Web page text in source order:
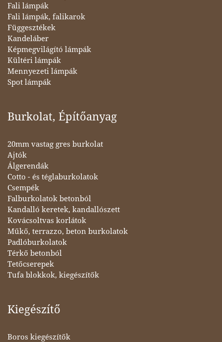
Fali lámpák
Fali lámpák, falikarok
Függesztékek
Kandeláber
Képmegvilágító lámpák
Kültéri lámpák
Mennyezeti lámpák
Spot lámpák
Burkolat, Építőanyag
20mm vastag gres burkolat
Ajtók
Álgerendák
Cotto - és téglaburkolatok
Csempék
Falburkolatok betonból
Kandalló keretek, kandallószett
Kovácsoltvas korlátok
Műkő, terrazzo, beton burkolatok
Padlóburkolatok
Térkő betonból
Tetőcserepek
Tufa blokkok, kiegészítők
Kiegészítő
Boros kiegészítők